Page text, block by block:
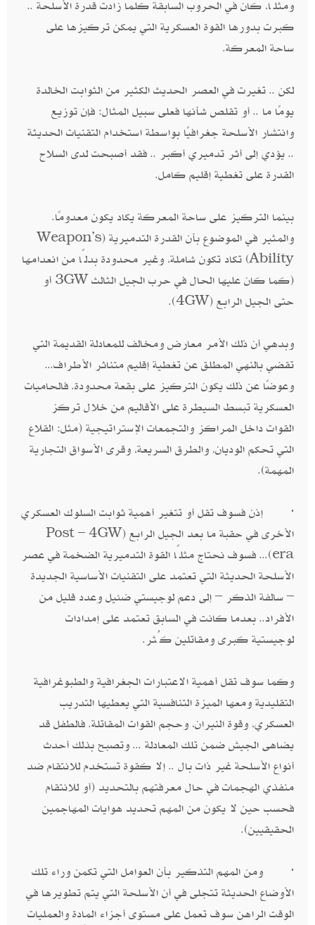
ومثلًا، كان في الحروب السابقة كلما زادت قدرة الأسلحة ..
كبرت بدورها القوة العسكرية التي يمكن تركيزها على
ساحة المعركة.
لكن .. تغيرت في العصر الحديث الكثير من الثوابت الخالدة
يومًا ما .. أو تقلص شأنها فعلى سبيل المثال: فإن توزيع
وانتشار الأسلحة جغرافيًا بواسطة استخدام التقنيات الحديثة
.. يؤدي إلى أثر تدميري أكبر .. فقد أصبحت لدى السلاح
القدرة على تغطية إقليم كامل.
بينما التركيز على ساحة المعركة يكاد يكون معدومًا.
والمثير في الموضوع بأن القدرة التدميرية (Weapon's
Ability) تكاد تكون شاملة، وغير محدودة بدلًا من انعدامها
(كما كان عليها الحال في حرب الجيل الثالث 3GW أو
حتى الجيل الرابع (4GW).
وبدهي أن ذلك الأمر معارض ومخالف للمعادلة القديمة التي
تقضي بالنهي المطلق عن تغطية إقليم متناثر الأطراف...
وعوضًا عن ذلك يكون التركيز على بقعة محدودة. فالحاميات
العسكرية تبسط السيطرة على الأقاليم من خلال تركز
القوات داخل المراكز والتجمعات الإستراتيجية (مثل: القلاع
التي تحكم الوديان، والطرق السريعة، وقرى الأسواق التجارية
المهمة).
· إذن فسوف تقل أو تتغير أهمية ثوابت السلوك العسكري
الأخرى في حقبة ما بعد الجيل الرابع (Post – 4GW
era)... فسوف نحتاج مثلًا القوة التدميرية الضخمة في عصر
الأسلحة الحديثة التي تعتمد على التقنيات الأساسية الجديدة
– سالفة الذكر – إلى دعم لوجيستي ضئيل وعدد قليل من
الأفراد.. بعدما كانت في السابق تعتمد على إمدادات
لوجيستية كبرى ومقاتلين كُثر.
وكما سوف تقل أهمية الاعتبارات الجغرافية والطبوغرافية
التقليدية ومعها الميزة التنافسية التي يعطيها التدريب
العسكري، وقوة النيران، وحجم القوات المقاتلة. فالطفل قد
يضاهى الجيش ضمن تلك المعادلة ... وتصبح بذلك أحدث
أنواع الأسلحة غير ذات بال .. إلا كقوة تستخدم للانتقام ضد
منفذي الهجمات في حال معرفتهم بالتحديد (أو للانتقام
فحسب حين لا يكون من المهم تحديد هوايات المهاجمين
الحقيقيين).
· ومن المهم التذكير بأن العوامل التي تكمن وراء تلك
الأوضاع الحديثة تتجلى في أن الأسلحة التي يتم تطويرها في
الوقت الراهن سوف تعمل على مستوى أجزاء المادة والعمليات